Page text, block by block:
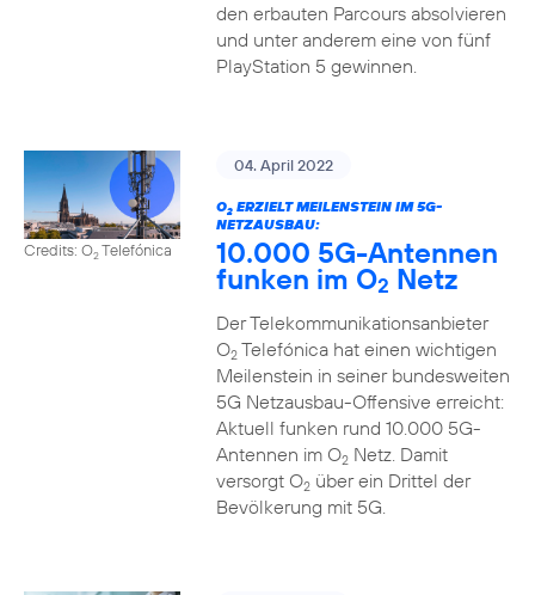
den erbauten Parcours absolvieren
und unter anderem eine von fünf
PlayStation 5 gewinnen.
Credits: O2Telefónica
04. April 2022
O2ERZIELT MEILENSTEIN IM 5G-
NETZAUSBAU:
10.000 5G-Antennen
funken im O2 Netz
Der Telekommunikationsanbieter
O2Telefónica hat einen wichtigen
Meilenstein in seiner bundesweiten
5G Netzausbau-Offensive erreicht:
Aktuell funken rund 10.000 5G-
Antennen im O2Netz. Damit
versorgt O2über ein Drittel der
Bevölkerung mit 5G.